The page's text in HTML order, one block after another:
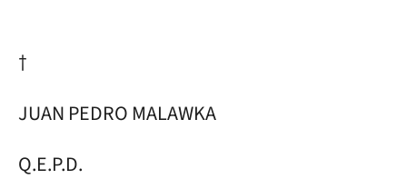
†
JUAN PEDRO MALAWKA
Q.E.P.D.